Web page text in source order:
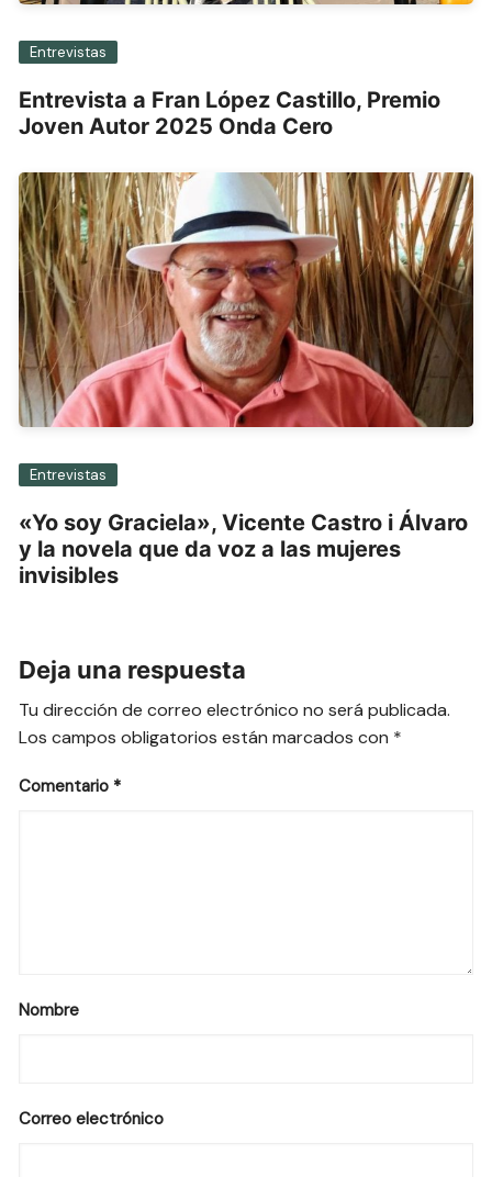
Entrevistas
Entrevista a Fran López Castillo, Premio
Joven Autor 2025 Onda Cero
Entrevistas
«Yo soy Graciela», Vicente Castro i Álvaro
y la novela que da voz a las mujeres
invisibles
Deja una respuesta
Tu dirección de correo electrónico no será publicada.
Los campos obligatorios están marcados con *
Comentario *
Nombre
Correo electrónico